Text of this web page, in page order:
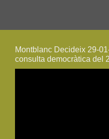
Montblanc Decideix 29-
consulta democràtica del